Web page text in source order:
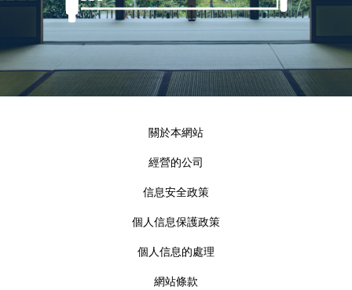
關於本網站
經營的公司
信息安全政策
個人信息保護政策
個人信息的處理
網站條款